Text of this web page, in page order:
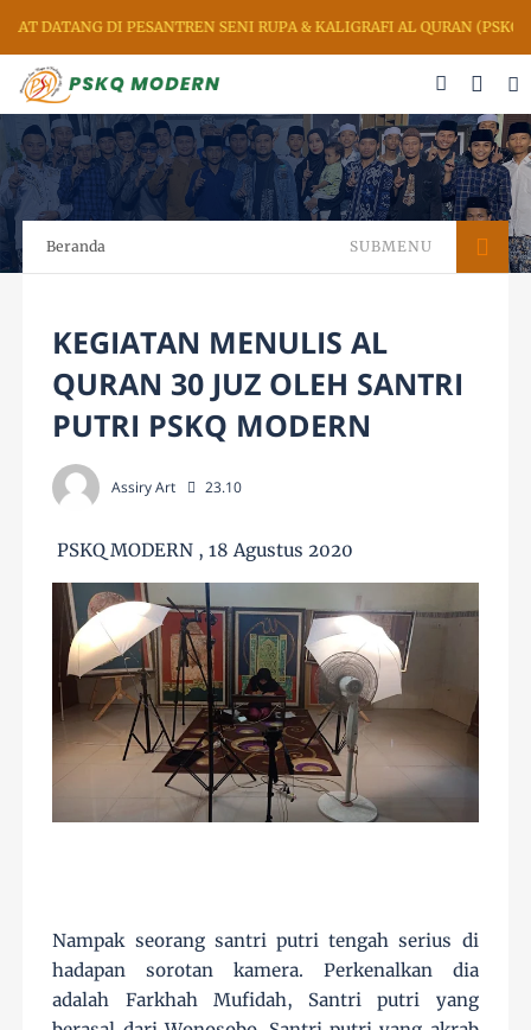
DATANG DI PESANTREN SENI RUPA & KALIGRAFI AL QURAN (PSKQ
Beranda SUBMENU
KEGIATAN MENULIS AL
QURAN 30 JUZ OLEH SANTRI
PUTRI PSKQ MODERN
Assiry Art 23.10
PSKQ MODERN , 18 Agustus 2020
Nampak seorang santri putri tengah serius di
hadapan sorotan kamera. Perkenalkan dia
adalah Farkhah Mufidah, Santri putri yang